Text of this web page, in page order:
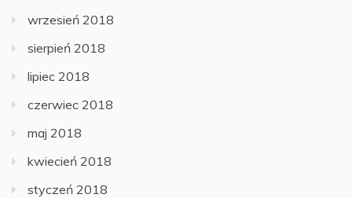
wrzesień 2018
sierpień 2018
lipiec 2018
czerwiec 2018
maj 2018
kwiecień 2018
styczeń 2018